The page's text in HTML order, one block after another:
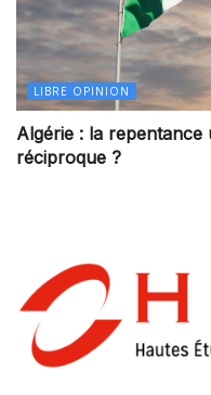
LIBRE OPINION
Algérie : la
réciproque ?